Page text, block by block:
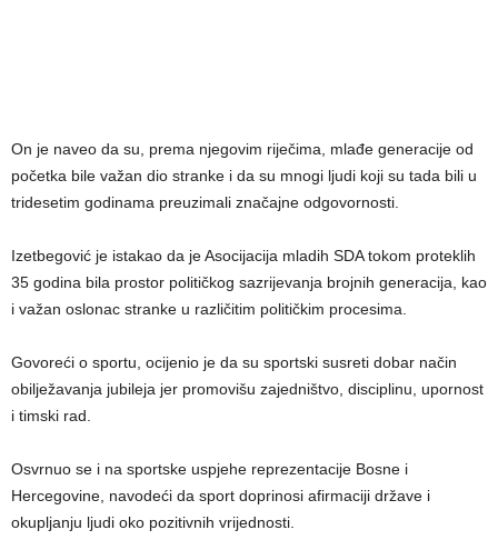
On je naveo da su, prema njegovim riječima, mlađe generacije od
početka bile važan dio stranke i da su mnogi ljudi koji su tada bili u
tridesetim godinama preuzimali značajne odgovornosti.
Izetbegović je istakao da je Asocijacija mladih SDA tokom proteklih
35 godina bila prostor političkog sazrijevanja brojnih generacija, kao
i važan oslonac stranke u različitim političkim procesima.
Govoreći o sportu, ocijenio je da su sportski susreti dobar način
obilježavanja jubileja jer promovišu zajedništvo, disciplinu, upornost
i timski rad.
Osvrnuo se i na sportske uspjehe reprezentacije Bosne i
Hercegovine, navodeći da sport doprinosi afirmaciji države i
okupljanju ljudi oko pozitivnih vrijednosti.